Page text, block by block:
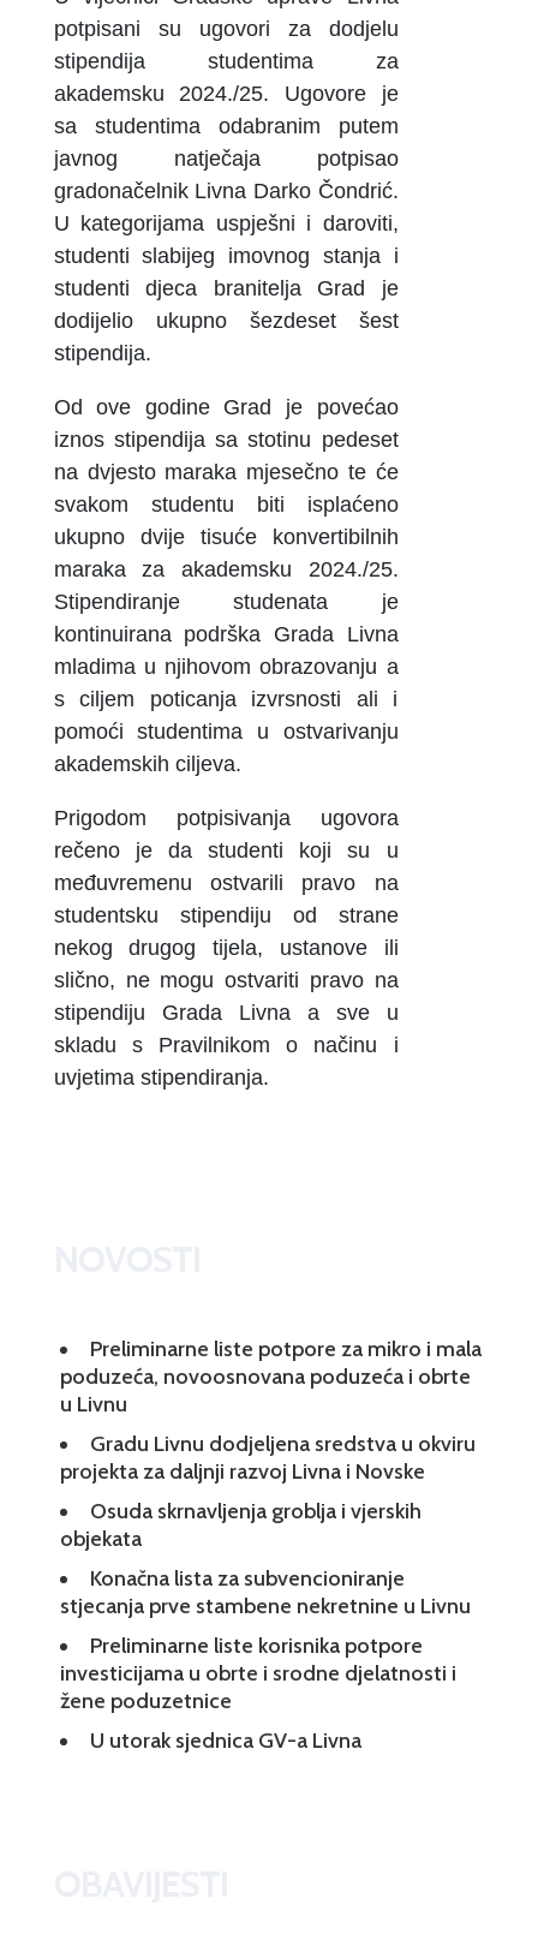
potpisani su ugovori za dodjelu
stipendija studentima za
akademsku 2024./25. Ugovore je
sa studentima odabranim putem
javnog natječaja potpisao
gradonačelnik Livna Darko Čondrić.
U kategorijama uspješni i daroviti,
studenti slabijeg imovnog stanja i
studenti djeca branitelja Grad je
dodijelio ukupno šezdeset šest
stipendija.
Od ove godine Grad je povećao
iznos stipendija sa stotinu pedeset
na dvjesto maraka mjesečno te će
svakom studentu biti isplaćeno
ukupno dvije tisuće konvertibilnih
maraka za akademsku 2024./25.
Stipendiranje studenata je
kontinuirana podrška Grada Livna
mladima u njihovom obrazovanju a
s ciljem poticanja izvrsnosti ali i
pomoći studentima u ostvarivanju
akademskih ciljeva.
Prigodom potpisivanja ugovora
rečeno je da studenti koji su u
međuvremenu ostvarili pravo na
studentsku stipendiju od strane
nekog drugog tijela, ustanove ili
slično, ne mogu ostvariti pravo na
stipendiju Grada Livna a sve u
skladu s Pravilnikom o načinu i
uvjetima stipendiranja.
Preliminarne liste potpore za mikro i mala
poduzeća, novoosnovana poduzeća i obrte
u Livnu
Gradu Livnu dodjeljena sredstva u okviru
projekta za daljnji razvoj Livna i Novske
Osuda skrnavljenja groblja i vjerskih
objekata
Konačna lista za subvencioniranje
stjecanja prve stambene nekretnine u Livnu
Preliminarne liste korisnika potpore
investicijama u obrte i srodne djelatnosti i
žene poduzetnice
U utorak sjednica GV-a Livna